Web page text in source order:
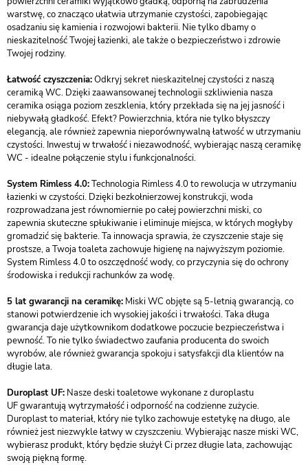
warstwę, co znacząco ułatwia utrzymanie czystości, zapobiegając
osadzaniu się kamienia i rozwojowi bakterii. Nie tylko dbamy o
nieskazitelność Twojej łazienki, ale także o bezpieczeństwo i zdrowie
Twojej rodziny.
Łatwość czyszczenia:Odkryj sekret nieskazitelnej czystości z naszą
ceramiką WC. Dzięki zaawansowanej technologii szkliwienia nasza
ceramika osiąga poziom zeszklenia, który przekłada się na jej jasność i
niebywałą gładkość. Efekt? Powierzchnia, która nie tylko błyszczy
elegancją, ale również zapewnia nieporównywalną łatwość w utrzymaniu
czystości. Inwestuj w trwałość i niezawodność, wybierając naszą ceramikę
WC - idealne połączenie stylu i funkcjonalności.
System Rimless 4.0:Technologia Rimless 4.0 to rewolucja w utrzymaniu
łazienki w czystości. Dzięki bezkołnierzowej konstrukcji, woda
rozprowadzana jest równomiernie po całej powierzchni miski, co
zapewnia skuteczne spłukiwanie i eliminuje miejsca, w których mogłyby
gromadzić się bakterie. Ta innowacja sprawia, że czyszczenie staje się
prostsze, a Twoja toaleta zachowuje higienę na najwyższym poziomie.
System Rimless 4.0 to oszczędność wody, co przyczynia się do ochrony
środowiska i redukcji rachunków za wodę.
5 lat gwarancji na ceramikę: Miski WC objęte są 5-letnią gwarancją, co
stanowi potwierdzenie ich wysokiej jakości i trwałości. Taka długa
gwarancja daje użytkownikom dodatkowe poczucie bezpieczeństwa i
pewność. To nie tylko świadectwo zaufania producenta do swoich
wyrobów, ale również gwarancja spokoju i satysfakcji dla klientów na
długie lata.
Duroplast UF: Nasze deski toaletowe wykonane z duroplastu
UF gwarantują wytrzymałość i odporność na codzienne zużycie.
Duroplast to materiał, który nie tylko zachowuje estetykę na długo, ale
również jest niezwykle łatwy w czyszczeniu. Wybierając nasze miski WC,
wybierasz produkt, który będzie służył Ci przez długie lata, zachowując
swoją piękną formę.